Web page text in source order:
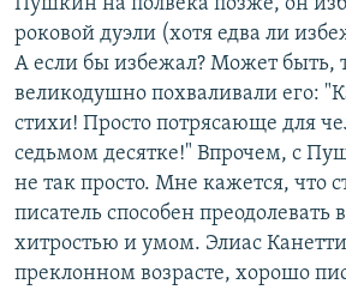
роковой дуэли (хотя едва ли
А если бы избежал? Может быть,
великодушно похваливали его:
стихи! Просто потрясающе для
седьмом десятке!" Впрочем, с
не так просто. Мне кажется, что
писатель способен преодолевать
хитростью и умом. Элиас
преклонном возрасте, хорошо